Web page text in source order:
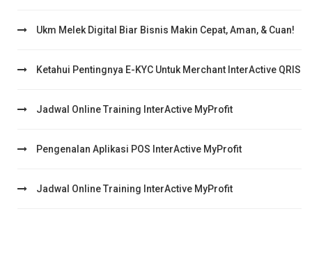
Ukm Melek Digital Biar Bisnis Makin Cepat, Aman, & Cuan!
Ketahui Pentingnya E-KYC Untuk Merchant InterActive QRIS
Jadwal Online Training InterActive MyProfit
Pengenalan Aplikasi POS InterActive MyProfit
Jadwal Online Training InterActive MyProfit